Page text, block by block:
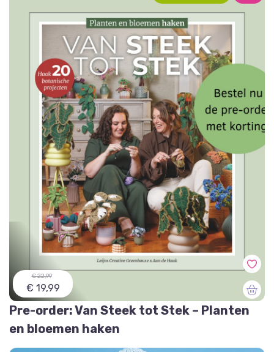
€ 22,99
€ 19,99
Pre-order: Van Steek tot Stek – Planten
en bloemen haken